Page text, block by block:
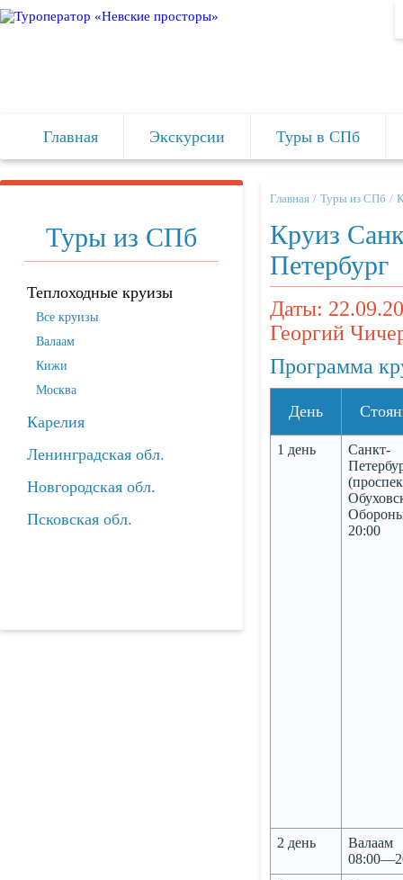
Главная Экскурсии Туры в СПб
Туры из СПб
Теплоходные круизы
Все круизы
Валаам
Кижи
Москва
Карелия
Ленинградская обл.
Новгородская обл.
Псковская обл.
Главная Туры из СПб
Круиз
Петербург
Даты:
Георгий
Программа
День
1 день
Санкт-
20:00
2 день
Валаам